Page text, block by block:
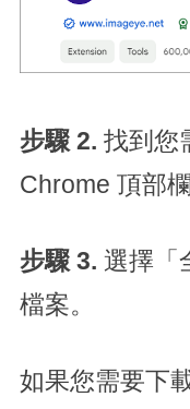
步驟 2. 找到您
Chrome 頂部
步驟 3. 選擇「
檔案。
如果您需要下